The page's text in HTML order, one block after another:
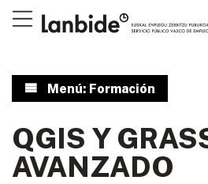
Menú: Formación
QGIS Y
AVANZADO